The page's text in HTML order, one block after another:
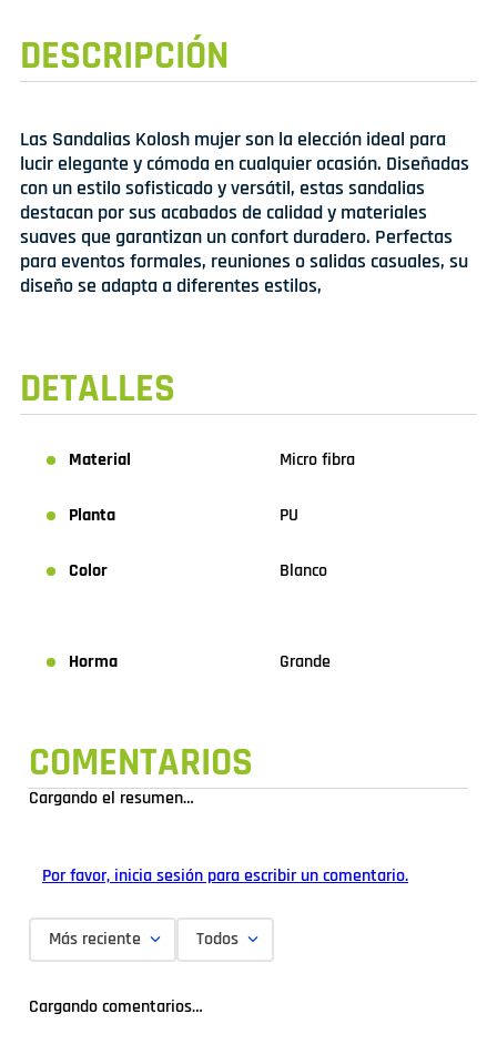
DESCRIPCIÓN
Las Sandalias Kolosh mujer son la elección ideal para
lucir elegante y cómoda en cualquier ocasión. Diseñadas
con un estilo sofisticado y versátil, estas sandalias
destacan por sus acabados de calidad y materiales
suaves que garantizan un confort duradero. Perfectas
para eventos formales, reuniones o salidas casuales, su
diseño se adapta a diferentes estilos,
DETALLES
Material Micro fibra
Planta PU
Color Blanco
Horma Grande
COMENTARIOS
Cargando el resumen…
Por favor, inicia sesión para escribir un comentario.
Más reciente Todos
Cargando comentarios…